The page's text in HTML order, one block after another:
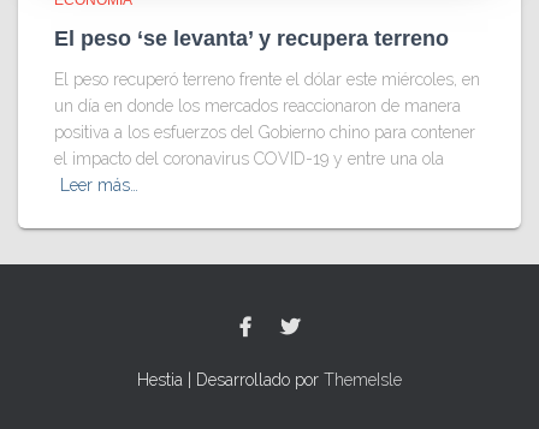
El peso ‘se levanta’ y recupera terreno
El peso recuperó terreno frente el dólar este miércoles, en
un día en donde los mercados reaccionaron de manera
positiva a los esfuerzos del Gobierno chino para contener
el impacto del coronavirus COVID-19 y entre una ola
Leer más…
Hestia | Desarrollado por ThemeIsle